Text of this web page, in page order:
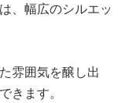
、幅広のシルエッ
雰囲気を醸し出
きます。